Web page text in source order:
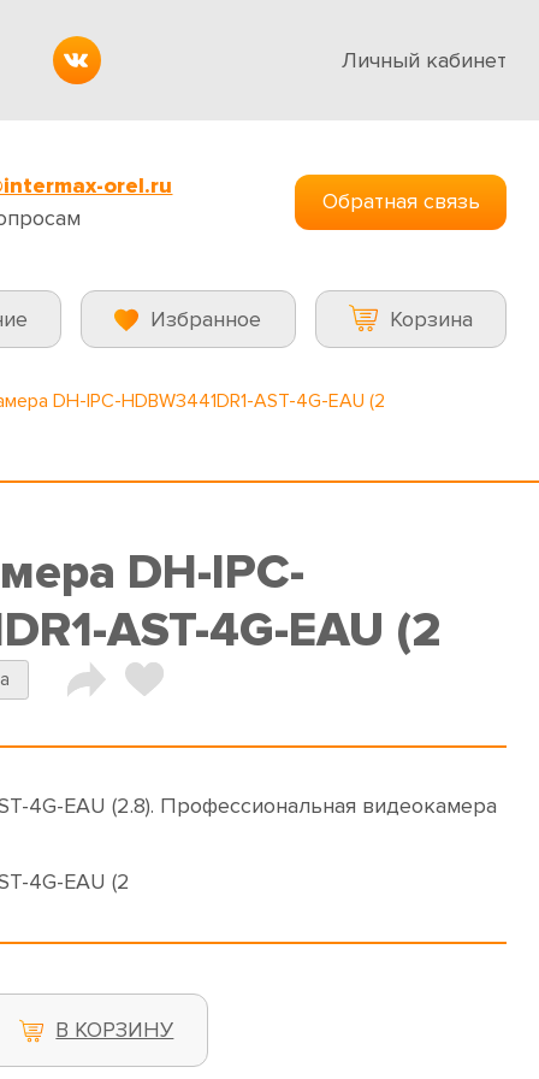
Личный кабинет
orel.ru
Обратная связь
Избранное Корзина
DH-IPC-HDBW3441DR1-AST-4G-EAU (2
DH-IPC-
AST-4G-EAU (2
4G-EAU (2.8). Профессиональная видеокамера
4G-EAU (2
В КОРЗИНУ